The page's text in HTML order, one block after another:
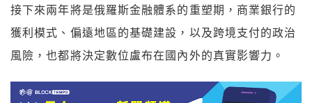
接下來兩年將是俄羅斯金融體系的重塑期，商業銀行的
獲利模式、偏遠地區的基礎建設，以及跨境支付的政治
風險，也都將決定數位盧布在國內外的真實影響力。